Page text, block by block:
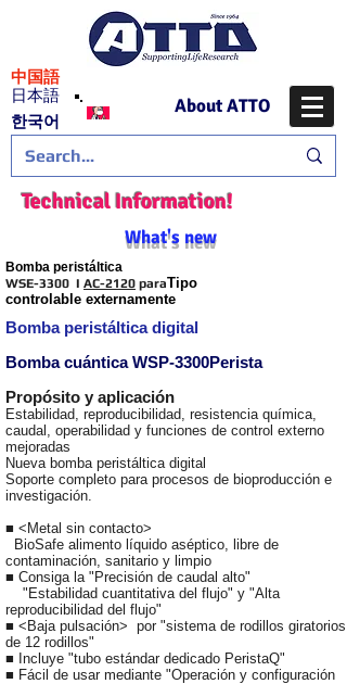
日本語
​中国語
​한국어
About ATTO
Technical Information!
What's new
Bomba peristáltica
WSE-3300 I AC-2120 paraTipo
controlable externamente
Bomba peristáltica digital
Bomba cuántica WSP-3300Perista
Propósito y aplicación
Estabilidad, reproducibilidad, resistencia química,
caudal, operabilidad y funciones de control externo
mejoradas
Nueva bomba peristáltica digital
Soporte completo para procesos de bioproducción e
investigación.
■ <Metal sin contacto>
BioSafe alimento líquido aséptico, libre de
contaminación, sanitario y limpio
■ Consiga la "Precisión de caudal alto"
"Estabilidad cuantitativa del flujo" y "Alta
reproducibilidad del flujo"
■ <Baja pulsación> por "sistema de rodillos giratorios
de 12 rodillos"
■ Incluye "tubo estándar dedicado PeristaQ"
■ Fácil de usar mediante "Operación y configuración